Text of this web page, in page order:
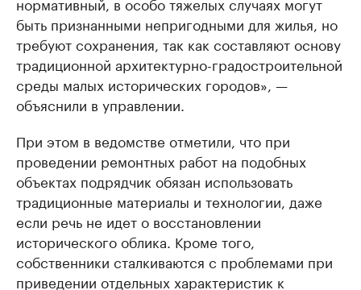
быть признанными непригодными для жилья, но
требуют сохранения, так как составляют основу
традиционной архитектурно-градостроительной
среды малых исторических городов», —
объяснили в управлении.
При этом в ведомстве отметили, что при
проведении ремонтных работ на подобных
объектах подрядчик обязан использовать
традиционные материалы и технологии, даже
если речь не идет о восстановлении
исторического облика. Кроме того,
собственники сталкиваются с проблемами при
приведении отдельных характеристик к